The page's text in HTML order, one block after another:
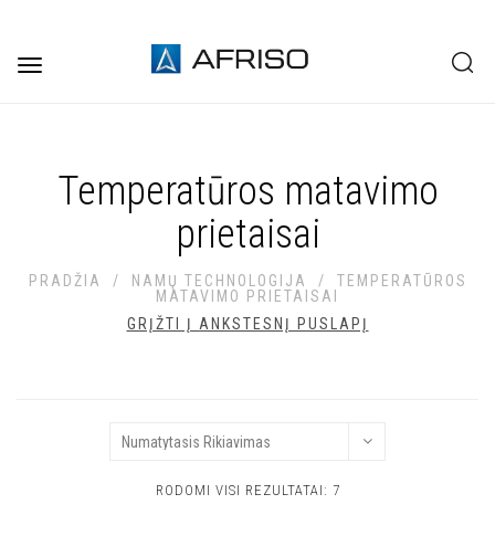
Toggle
Temperatūros matavimo
prietaisai
PRADŽIA / NAMŲ TECHNOLOGIJA /
TEMPERATŪROS
MATAVIMO PRIETAISAI
GRĮŽTI Į ANKSTESNĮ PUSLAPĮ
RODOMI VISI REZULTATAI: 7